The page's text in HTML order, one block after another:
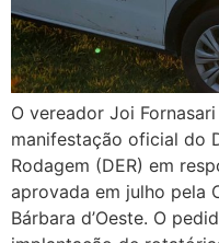
O vereador Joi
manifestação oficial do
Rodagem (DER) em
aprovada em julho pela
Bárbara d’Oeste. O